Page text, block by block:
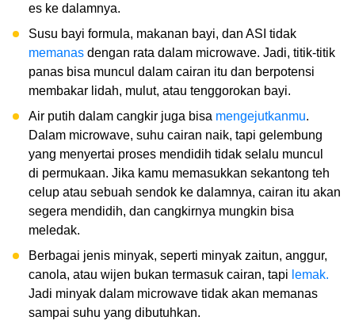
es ke dalamnya.
Susu bayi formula, makanan bayi, dan ASI tidak
memanas dengan rata dalam microwave. Jadi, titik-titik
panas bisa muncul dalam cairan itu dan berpotensi
membakar lidah, mulut, atau tenggorokan bayi.
Air putih dalam cangkir juga bisa mengejutkanmu.
Dalam microwave, suhu cairan naik, tapi gelembung
yang menyertai proses mendidih tidak selalu muncul
di permukaan. Jika kamu memasukkan sekantong teh
celup atau sebuah sendok ke dalamnya, cairan itu akan
segera mendidih, dan cangkirnya mungkin bisa
meledak.
Berbagai jenis minyak, seperti minyak zaitun, anggur,
canola, atau wijen bukan termasuk cairan, tapi lemak.
Jadi minyak dalam microwave tidak akan memanas
sampai suhu yang dibutuhkan.